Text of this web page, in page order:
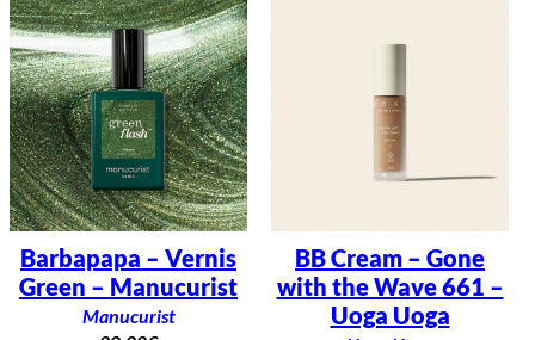
Barbapapa – Vernis
Green – Manucurist
Manucurist
BB Cream – Gone
with the Wave 661 –
Uoga Uoga